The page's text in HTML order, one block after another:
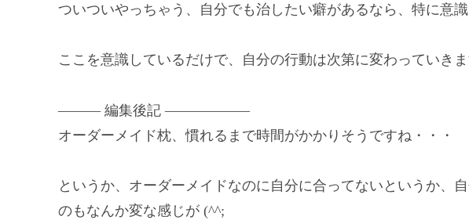
ついついやっちゃう、自分でも治したい癖があるなら、特に意識
ここを意識しているだけで、自分の行動は次第に変わっていきま
——— 編集後記 ——————
オーダーメイド枕、慣れるまで時間がかかりそうですね・・・
というか、オーダーメイドなのに自分に合ってないというか、
のもなんか変な感じが (^^;